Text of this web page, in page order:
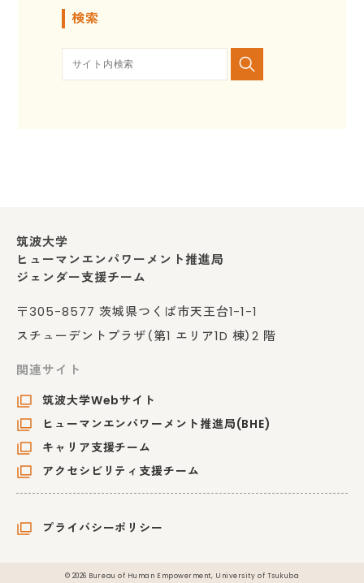
検索
筑波大学
ヒューマンエンパワーメント推進局
ジェンダー支援チーム
〒305-8577 茨城県つくば市天王台1-1-1
スチューデントプラザ（第1 エリア1D 棟）2 階
関連サイト
筑波大学Webサイト
ヒューマンエンパワーメント推進局(BHE)
キャリア支援チーム
アクセシビリティ支援チーム
プライバシーポリシー
© 2026 Bureau of Human Empowerment, University of Tsukuba